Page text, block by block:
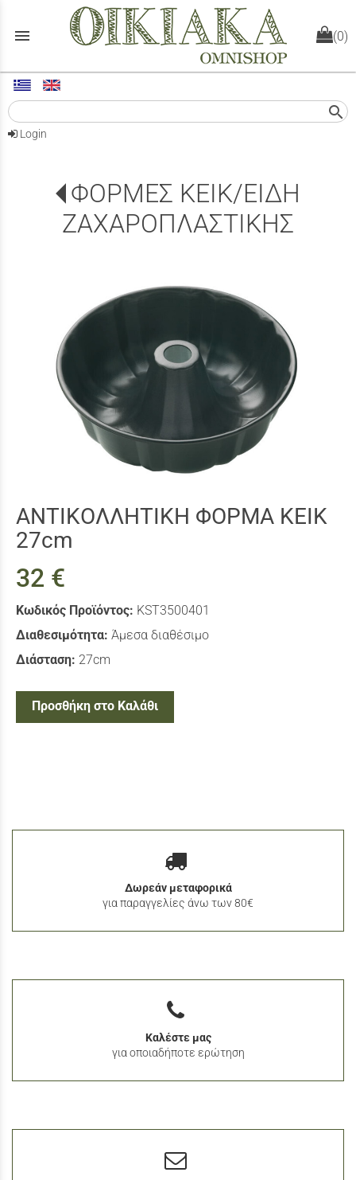
menu (0)
search
Login
ΦΟΡΜΕΣ ΚΕΙΚ/ΕΙΔΗ
ΖΑΧΑΡΟΠΛΑΣΤΙΚΗΣ
ΑΝΤΙΚΟΛΛΗΤΙΚΗ ΦΟΡΜΑ ΚΕΙΚ
27cm
32 €
Κωδικός Προϊόντος: KST3500401
Διαθεσιμότητα: Άμεσα διαθέσιμο
Διάσταση: 27cm
Προσθήκη στο Καλάθι
Δωρεάν μεταφορικά
για παραγγελίες άνω των 80€
Καλέστε μας
για οποιαδήποτε ερώτηση